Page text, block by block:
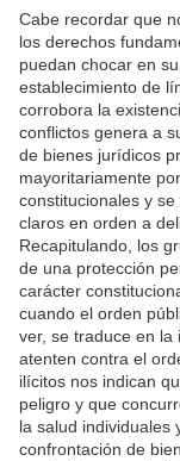
Cabe recordar que
los derechos
puedan chocar en
establecimiento de
corrobora la
conflictos genera a
de bienes jurídicos
mayoritariamente
constitucionales y
claros en orden a
Recapitulando, los
de una protección
carácter
cuando el orden
ver, se traduce en la
atenten contra el
ilícitos nos indican
peligro y que
la salud individuales
confrontación de